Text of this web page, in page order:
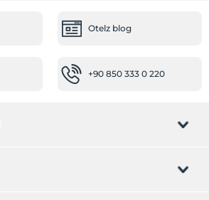
Otelz blog
+90 850 333 0 220